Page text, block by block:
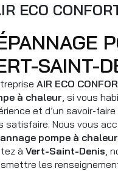
AIR ECO
SAINT-
AIR ECO
à chaleur, si vous
et d’un savoir-
satisfaire. Nous vous
pompe à chaleur
à Vert-Saint-Denis,
les